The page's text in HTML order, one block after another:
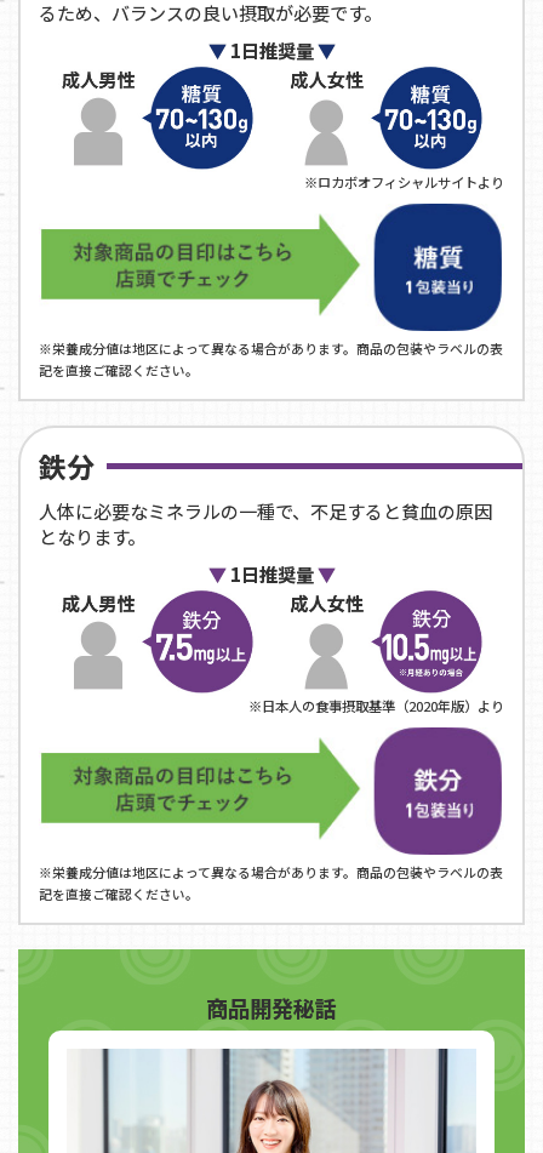
るため、バランスの良い摂取が必要です。
1日推奨量
※ロカボオフィシャルサイトより
※栄養成分値は地区によって異なる場合があります。商品の包装やラベルの表
記を直接ご確認ください。
鉄分
人体に必要なミネラルの一種で、不足すると貧血の原因
となります。
1日推奨量
※日本人の食事摂取基準（2020年版）より
※栄養成分値は地区によって異なる場合があります。商品の包装やラベルの表
記を直接ご確認ください。
商品開発秘話